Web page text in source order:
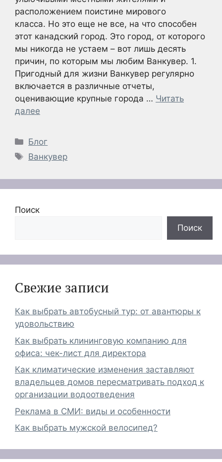
расположением поистине мирового
класса. Но это еще не все, на что способен
этот канадский город. Это город, от которого
мы никогда не устаем – вот лишь десять
причин, по которым мы любим Ванкувер. 1.
Пригодный для жизни Ванкувер регулярно
включается в различные отчеты,
оценивающие крупные города … Читать
далее
Рубрики
Блог
Метки
Ванкувер
Поиск
Поиск
Свежие записи
Как выбрать автобусный тур: от авантюры к
удовольствию
Как выбрать клининговую компанию для
офиса: чек-лист для директора
Как климатические изменения заставляют
владельцев домов пересматривать подход к
организации водоотведения
Реклама в СМИ: виды и особенности
Как выбрать мужской велосипед?